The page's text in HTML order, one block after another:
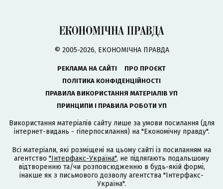
© 2005-2026, ЕКОНОМІЧНА ПРАВДА
РЕКЛАМА НА САЙТІ
ПРО ПРОЄКТ
ПОЛІТИКА КОНФІДЕНЦІЙНОСТІ
ПРАВИЛА ВИКОРИСТАННЯ МАТЕРІАЛІВ УП
ПРИНЦИПИ І ПРАВИЛА РОБОТИ УП
Використання матеріалів сайту лише за умови посилання (для
інтернет-видань - гіперпосилання) на "Економічну правду".
Всі матеріали, які розміщені на цьому сайті із посиланням на
агентство "Інтерфакс-Україна", не підлягають подальшому
відтворенню та/чи розповсюдженню в будь-якій формі,
інакше як з письмового дозволу агентства "Інтерфакс-
Україна".